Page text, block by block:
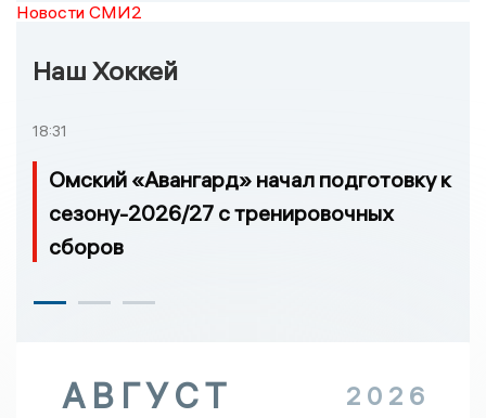
Новости СМИ2
Наш Хоккей
18:31
Омский «Авангард» начал подготовку к
сезону-2026/27 с тренировочных
сборов
АВГУСТ 2026